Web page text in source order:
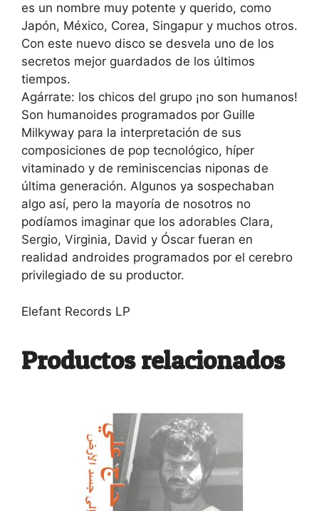
es un nombre muy potente y querido, como
Japón, México, Corea, Singapur y muchos otros.
Con este nuevo disco se desvela uno de los
secretos mejor guardados de los últimos
tiempos.
Agárrate: los chicos del grupo ¡no son humanos!
Son humanoides programados por Guille
Milkyway para la interpretación de sus
composiciones de pop tecnológico, híper
vitaminado y de reminiscencias niponas de
última generación. Algunos ya sospechaban
algo así, pero la mayoría de nosotros no
podíamos imaginar que los adorables Clara,
Sergio, Virginia, David y Óscar fueran en
realidad androides programados por el cerebro
privilegiado de su productor.
Elefant Records LP
Productos relacionados